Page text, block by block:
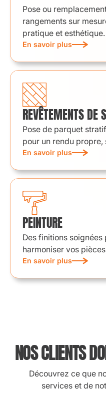
Pose ou
rangements sur
pratique et esthétique.
En savoir plus
REVÊTEMENTS DE
Pose de parquet
pour un rendu propre,
En savoir plus
PEINTURE
Des finitions
harmoniser vos
En savoir plus
NOS CLIENTS
Découvrez ce que
services et de